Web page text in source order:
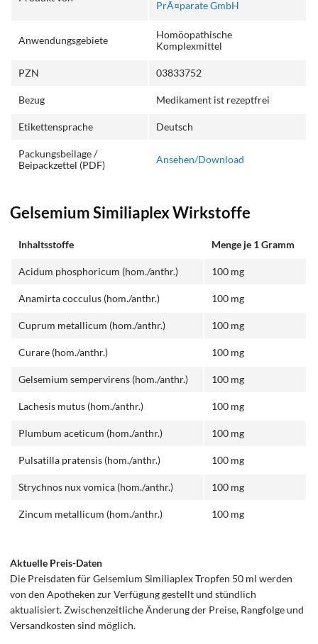
PrÃ¤parate GmbH
Anwendungsgebiete
Homöopathische
Komplexmittel
PZN 03833752
Bezug Medikament ist rezeptfrei
Etikettensprache Deutsch
Packungsbeilage /
Beipackzettel (PDF)
Ansehen/Download
Gelsemium Similiaplex Wirkstoffe
Inhaltsstoffe Menge je 1 Gramm
Acidum phosphoricum (hom./anthr.) 100 mg
Anamirta cocculus (hom./anthr.) 100 mg
Cuprum metallicum (hom./anthr.) 100 mg
Curare (hom./anthr.) 100 mg
Gelsemium sempervirens (hom./anthr.) 100 mg
Lachesis mutus (hom./anthr.) 100 mg
Plumbum aceticum (hom./anthr.) 100 mg
Pulsatilla pratensis (hom./anthr.) 100 mg
Strychnos nux vomica (hom./anthr.) 100 mg
Zincum metallicum (hom./anthr.) 100 mg
Aktuelle Preis-Daten
Die Preisdaten für Gelsemium Similiaplex Tropfen 50 ml werden
von den Apotheken zur Verfügung gestellt und stündlich
aktualisiert. Zwischenzeitliche Änderung der Preise, Rangfolge und
Versandkosten sind möglich.